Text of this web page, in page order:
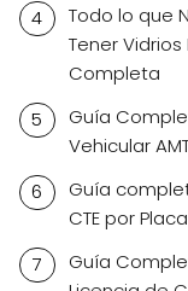
Todo lo que
Tener
Completa
Guía
Vehicular
Guía
CTE por
Guía